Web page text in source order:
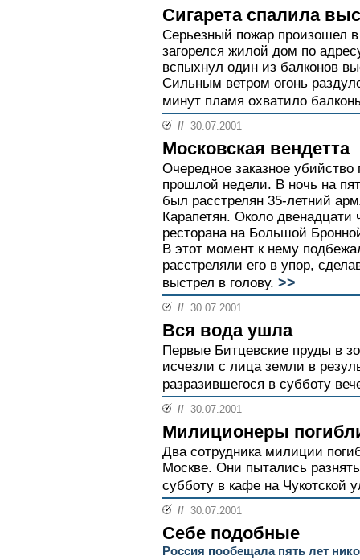
Сигарета спалила
Серьезный пожар произошел
загорелся жилой дом по
вспыхнул один из балконов
Сильным ветром огонь
минут пламя охватило
// 30.07.2001
Московская вендетта
Очередное заказное
прошлой недели. В ночь на
был расстрелян 35-летний
Карапетян. Около
ресторана на Большой
В этот момент к нему
расстреляли его в упор,
выстрел в голову. >>
// 30.07.2001
Вся вода ушла
Первые Битцевские пруды в
исчезли с лица земли в
разразившегося в субботу
// 30.07.2001
Милиционеры
Два сотрудника милиции
Москве. Они пытались
субботу в кафе на Чукотской
// 30.07.2001
Себе подобные
Россия пообещала пять лет